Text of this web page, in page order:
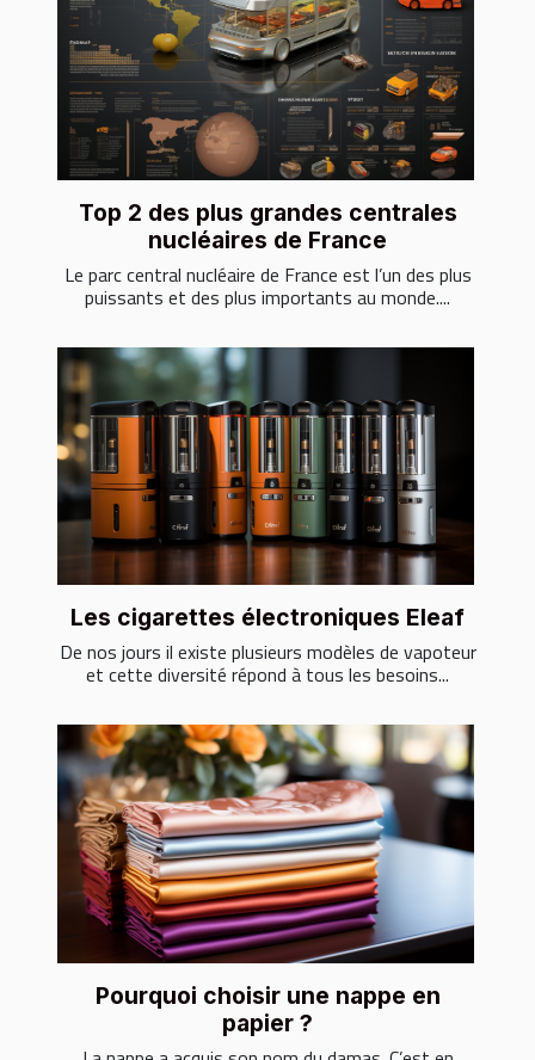
Top 2 des plus grandes centrales
nucléaires de France
Le parc central nucléaire de France est l’un des plus
puissants et des plus importants au monde....
Les cigarettes électroniques Eleaf
De nos jours il existe plusieurs modèles de vapoteur
et cette diversité répond à tous les besoins...
Pourquoi choisir une nappe en
papier ?